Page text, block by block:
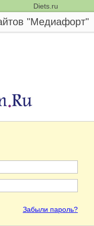
Diets.ru
"Медиафорт"
Забыли пароль?